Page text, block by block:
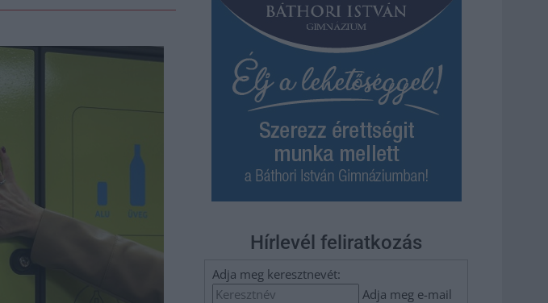
Hírlevél feliratkozás
Adja meg keresztnevét:
Adja meg e-mail